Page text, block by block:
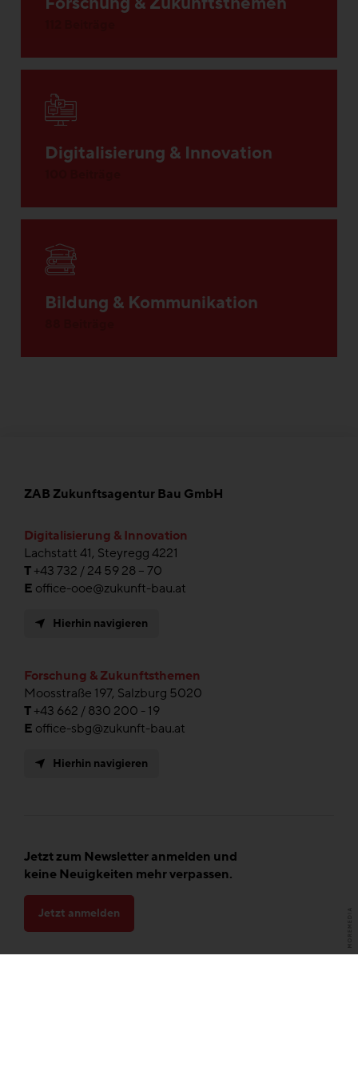
Digitalisierung & Innovation
Bildung & Kommunikation
ZAB Zukunftsagentur Bau GmbH
Digitalisierung & Innovation
Lachstatt 41, Steyregg 4221
T+43 732 / 24 59 28 – 70
E office-ooe@zukunft-bau.at
Hierhin navigieren
Forschung & Zukunftsthemen
Moosstraße 197, Salzburg 5020
T+43 662 / 830 200 - 19
E office-sbg@zukunft-bau.at
Hierhin navigieren
Jetzt zum Newsletter anmelden und
keine Neuigkeiten mehr verpassen.
Jetzt anmelden